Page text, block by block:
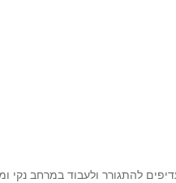
להתגורר ולעבוד במרחב נקי